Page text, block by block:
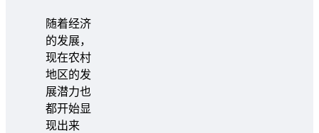
随着经济
的发展，
现在农村
地区的发
展潜力也
都开始显
现出来